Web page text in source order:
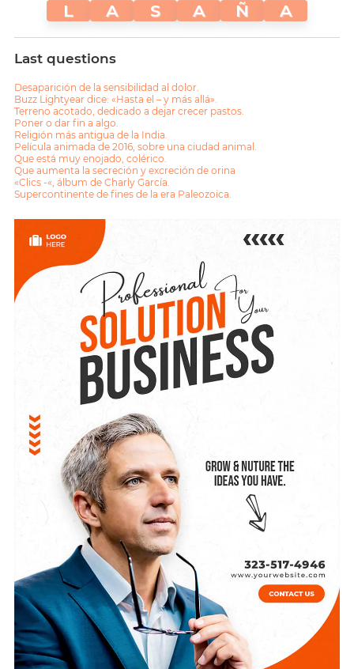
L A S A Ñ A
Last questions
Desaparición de la sensibilidad al dolor.
Buzz Lightyear dice: «Hasta el – y más allá».
Terreno acotado, dedicado a dejar crecer pastos.
Poner o dar fin a algo.
Religión más antigua de la India.
Película animada de 2016, sobre una ciudad animal.
Que está muy enojado, colérico.
Que aumenta la secreción y excreción de orina
«Clics -«, álbum de Charly García.
Supercontinente de fines de la era Paleozoica.